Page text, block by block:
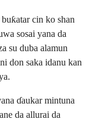
cin ko shan
sosai yana da
su duba alamun
don saka idanu kan
ɗaukar mintuna
da allurai da